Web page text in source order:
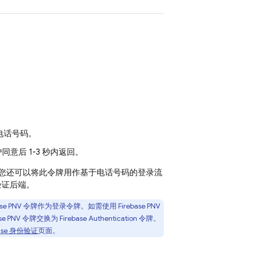
号码。
意后 1-3 秒内返回。
还可以将此令牌用作基于电话号码的登录流
后端。
PNV令牌作为登录令牌。如需使用 Firebase PNV
PNV令牌交换为 Firebase Authentication 令牌。
身份验证页面。